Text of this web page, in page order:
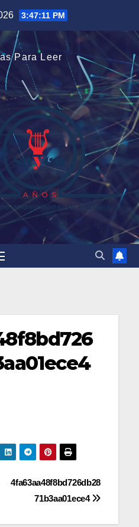
3:47:12 PM
Para Leer
4fa63aa48f8bd726db28
71b3aa01ece4